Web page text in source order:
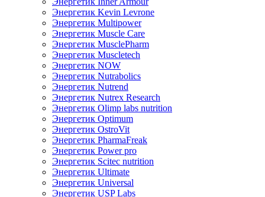
Энергетик Kevin Levrone
Энергетик Multipower
Энергетик Muscle Care
Энергетик MusclePharm
Энергетик Muscletech
Энергетик NOW
Энергетик Nutrabolics
Энергетик Nutrend
Энергетик Nutrex Research
Энергетик Olimp labs nutrition
Энергетик Optimum
Энергетик OstroVit
Энергетик PharmaFreak
Энергетик Power pro
Энергетик Scitec nutrition
Энергетик Ultimate
Энергетик Universal
Энергетик USP Labs